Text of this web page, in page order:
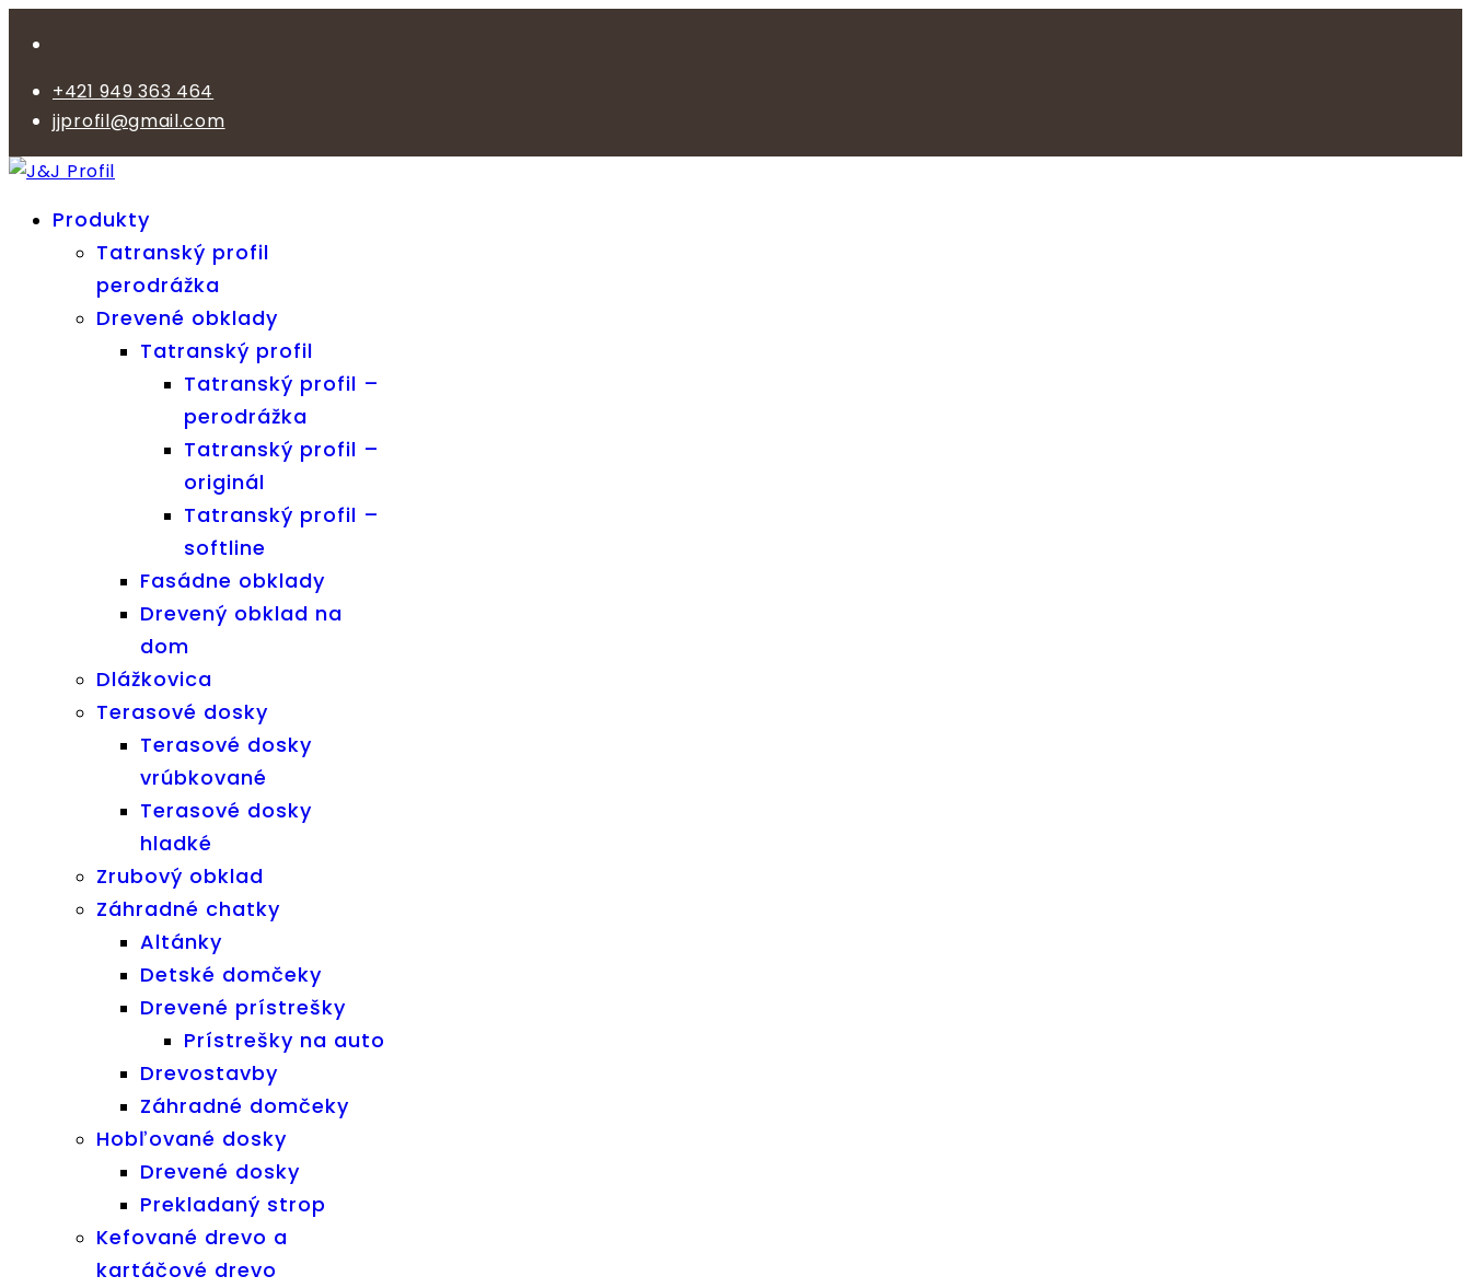
+421 949 363 464
jjprofil@gmail.com
Produkty
Tatranský profil
perodrážka
Drevené obklady
Tatranský profil
Tatranský profil –
perodrážka
Tatranský profil –
originál
Tatranský profil –
softline
Fasádne obklady
Drevený obklad na
dom
Dlážkovica
Terasové dosky
Terasové dosky
vrúbkované
Terasové dosky
hladké
Zrubový obklad
Záhradné chatky
Altánky
Detské domčeky
Drevené prístrešky
Prístrešky na auto
Drevostavby
Záhradné domčeky
Hobľované dosky
Drevené dosky
Prekladaný strop
Kefované drevo a
kartáčové drevo